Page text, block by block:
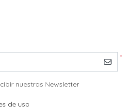
*
nuestras Newsletter
de uso